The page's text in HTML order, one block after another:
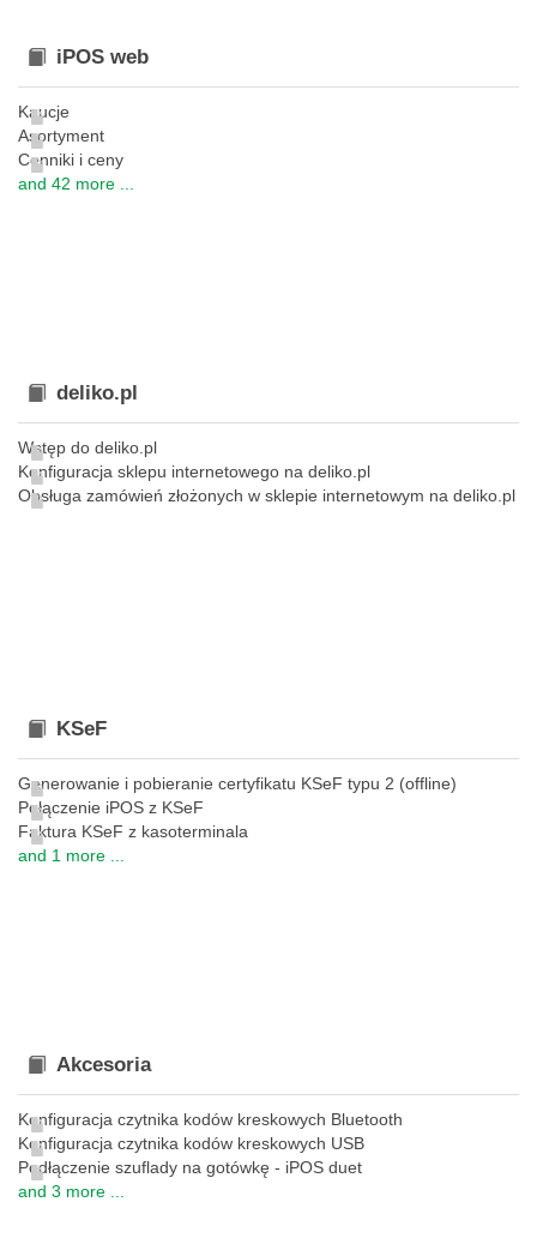
iPOS web
Kaucje
Asortyment
Cenniki i ceny
and 42 more ...
deliko.pl
Wstęp do deliko.pl
Konfiguracja sklepu internetowego na deliko.pl
Obsługa zamówień złożonych w sklepie internetowym na deliko.pl
KSeF
Generowanie i pobieranie certyfikatu KSeF typu 2 (offline)
Połączenie iPOS z KSeF
Faktura KSeF z kasoterminala
and 1 more ...
Akcesoria
Konfiguracja czytnika kodów kreskowych Bluetooth
Konfiguracja czytnika kodów kreskowych USB
Podłączenie szuflady na gotówkę - iPOS duet
and 3 more ...